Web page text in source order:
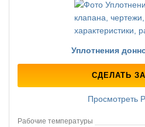
Уплотнения
СДЕЛАТЬ
Просмотреть
Рабочие температуры